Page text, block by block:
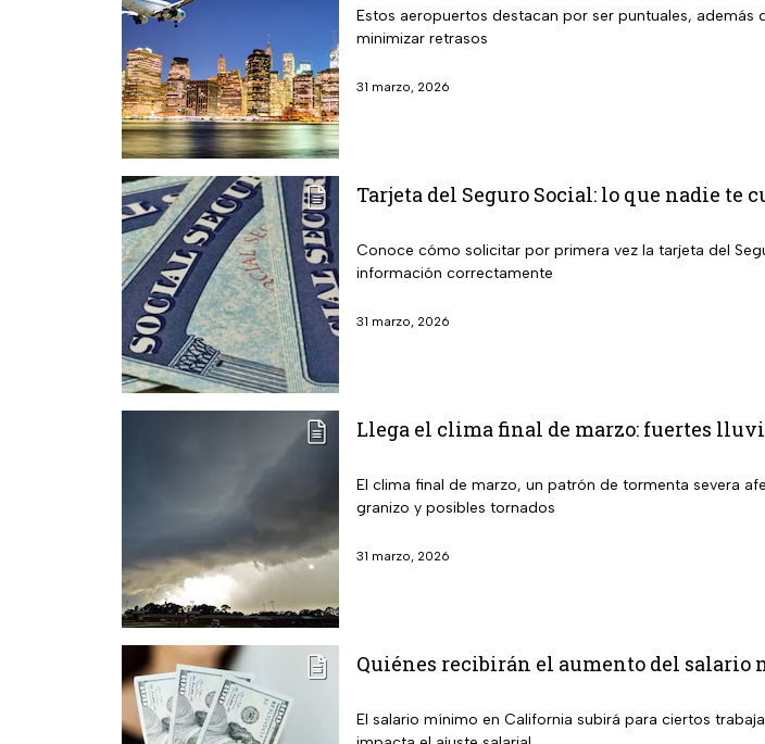
Estos aeropuertos destacan por ser puntuales,
minimizar retrasos
31 marzo, 2026
Tarjeta del Seguro Social: lo que nadie te
Conoce cómo solicitar por primera vez la tarjeta del
información correctamente
31 marzo, 2026
Llega el clima final de marzo: fuertes
El clima final de marzo, un patrón de tormenta severa
granizo y posibles tornados
31 marzo, 2026
Quiénes recibirán el aumento del
El salario mínimo en California subirá para ciertos